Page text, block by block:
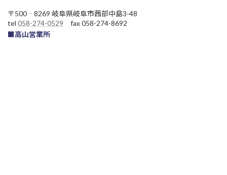
〒500‐8269 岐阜県岐阜市茜部中島3-48
tel 058-274-0529 fax 058-274-8692
■高山営業所